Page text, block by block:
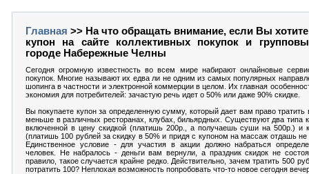
Главная >> На что обращать внимание, если Вы
купон на сайте коллективных покупок и
городе Набережные Челны
Сегодня огромную известность во всем мире набирают онлайновые
покупок. Многие называют их едва ли не одним из самых популярных
шопинга в частности и электронной коммерции в целом. Их главная
экономия для потребителей: зачастую речь идет о 50% или даже 90% скидке.
Вы покупаете купон за определенную сумму, который дает вам право тратить
меньше в различных ресторанах, клубах, бильярдных. Существуют два типа
включенной в цену скидкой (платишь 200р., а получаешь суши на 500р.) и
(платишь 100 рублей за скидку в 50% и придя с купоном на массаж отдашь не
Единственное условие - для участия в акции должно набраться
человек. Не набралось - деньги вам вернули, а праздник скидок не
правило, такое случается крайне редко. Действительно, зачем тратить 500
потратить 100? Неплохая возможность попробовать что-то новое сегодня